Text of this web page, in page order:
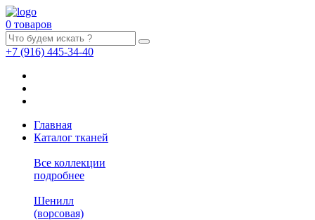
0 товаров
+7 (916) 445-34-40
Главная
Каталог тканей
Все коллекции
подробнее
Шенилл
(ворсовая)